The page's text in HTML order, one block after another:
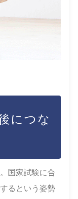
につな
国家試験に合
るという姿勢